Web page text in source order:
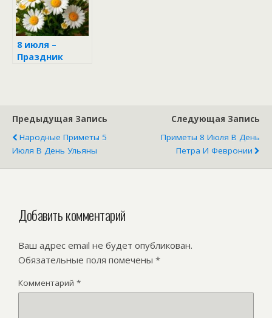
8 июля –
Праздник
Предыдущая Запись
Народные Приметы 5
Июля В День Ульяны
Следующая Запись
Приметы 8 Июля В День
Петра И Февронии
Добавить комментарий
Ваш адрес email не будет опубликован.
Обязательные поля помечены *
Комментарий *